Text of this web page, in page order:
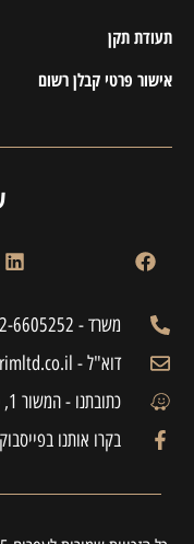
תעודת תקן
אישור פרטי קבלן רשום
משרד - 052-6605252
דוא"ל - office@ofarimltd.co.il
כתובתנו - המשור 1, טבריה
בקרו אותנו בפייסבוק